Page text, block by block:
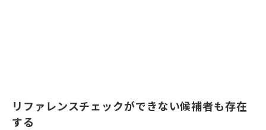
リファレンスチェックができない候補者も存在
する